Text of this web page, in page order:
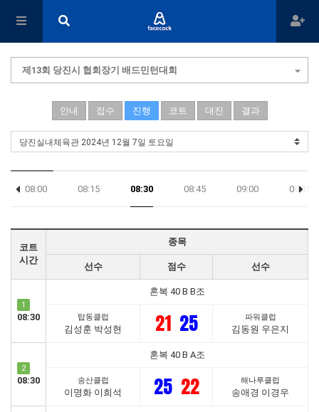
제13회 당진시 협회장기 배드민턴대회
안내 접수 진행 코트 대진 결과
08:00 08:15 08:30 08:45 09:00 09:15
코트
시간
종목
선수 점수 선수
1
08:30
혼복 40 B B조
탑동클럽
김성훈 박성현 21 25 파워클럽
김동원 우은지
2
08:30
혼복 40 B A조
송산클럽
이명화 이희석 25 22 해나루클럽
송애경 이경우